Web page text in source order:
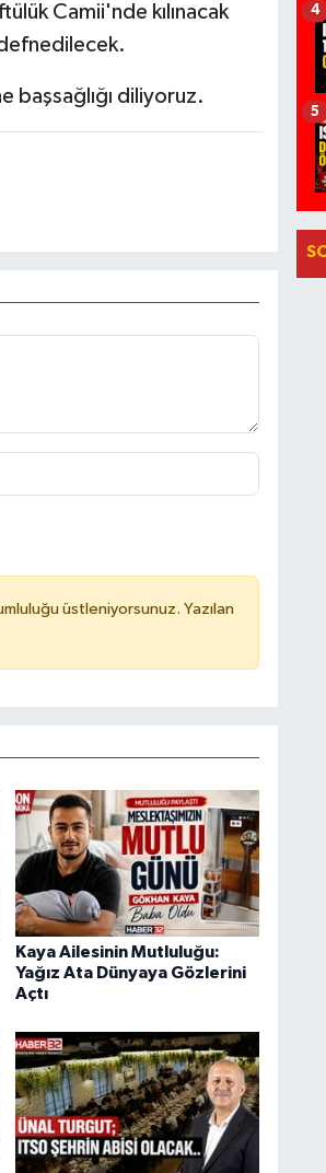
Camii'nde kılınacak
defnedilecek.
başsağlığı diliyoruz.
üstleniyorsunuz. Yazılan
Kaya Ailesinin Mutluluğu:
Yağız Ata Dünyaya Gözlerini
Açtı
4
5